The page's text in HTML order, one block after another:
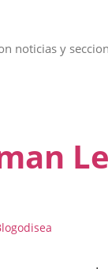
noticias y